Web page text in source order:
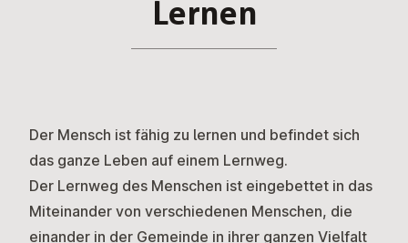
Lernen
Der Mensch ist fähig zu lernen und befindet sich
das ganze Leben auf einem Lernweg.
Der Lernweg des Menschen ist eingebettet in das
Miteinander von verschiedenen Menschen, die
einander in der Gemeinde in ihrer ganzen Vielfalt